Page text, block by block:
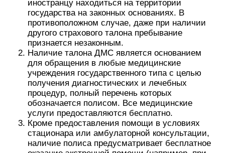
иностранцу находиться на территории
государства на законных основаниях. В
противоположном случае, даже при наличии
другого страхового талона пребывание
признается незаконным.
Наличие талона ДМС является основанием
для обращения в любые медицинские
учреждения государственного типа с целью
получения диагностических и лечебных
процедур, полный перечень которых
обозначается полисом. Все медицинские
услуги предоставляются бесплатно.
Кроме предоставления помощи в условиях
стационара или амбулаторной консультации,
наличие полиса предусматривает бесплатное